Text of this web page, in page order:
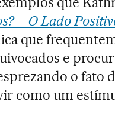
– O Lado
que
e
o fato
como um